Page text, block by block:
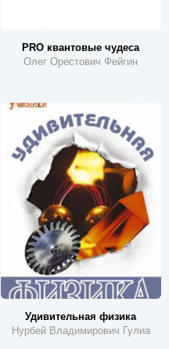
PRO квантовые чудеса
Олег Орестович Фейгин
Удивительная физика
Нурбей Владимирович Гулиа